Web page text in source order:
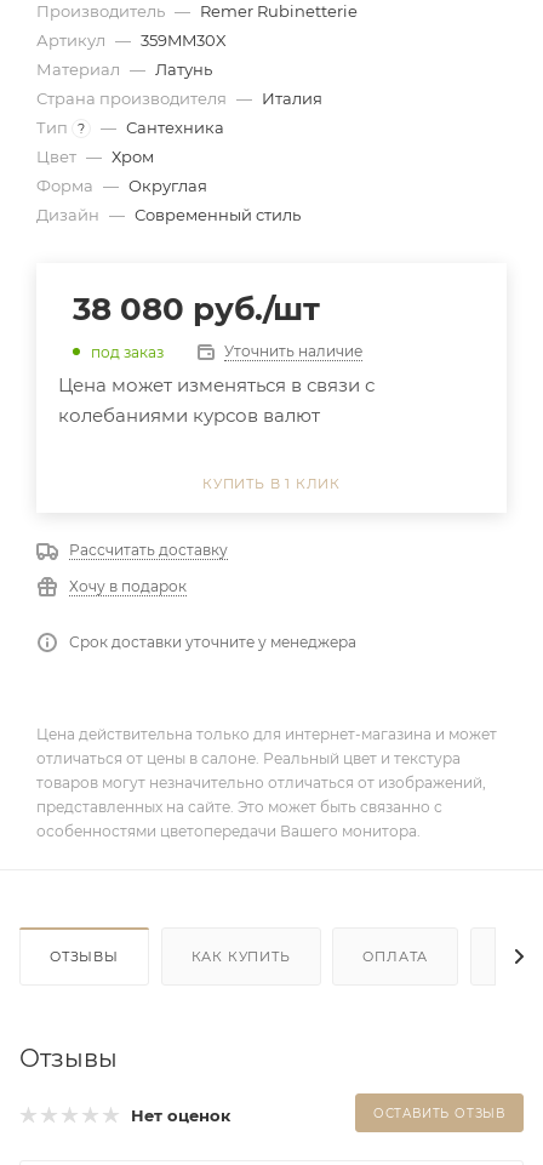
Производитель — Remer Rubinetterie
Артикул — 359MM30X
Материал — Латунь
Страна производителя — Италия
Тип
? — Сантехника
Цвет — Хром
Форма — Округлая
Дизайн — Современный стиль
38 080 руб./шт
под заказ Уточнить наличие
Цена может изменяться в связи с
колебаниями курсов валют
КУПИТЬ В 1 КЛИК
Рассчитать доставку
Хочу в подарок
Срок доставки уточните у менеджера
Цена действительна только для интернет-магазина и может
отличаться от цены в салоне. Реальный цвет и текстура
товаров могут незначительно отличаться от изображений,
представленных на сайте. Это может быть связанно с
особенностями цветопередачи Вашего монитора.
ОТЗЫВЫ КАК КУПИТЬ ОПЛАТА
Отзывы
Нет оценок ОСТАВИТЬ ОТЗЫВ